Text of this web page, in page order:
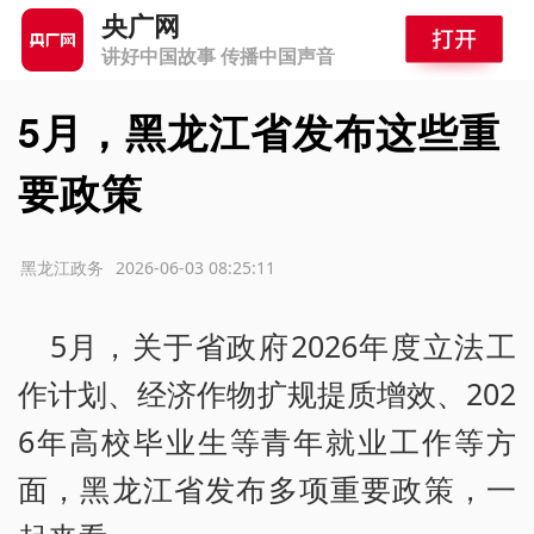
央广网
讲好中国故事 传播中国声音
5月，黑龙江省发布这些重
要政策
2026-06-03 08:25:11
黑龙江政务
5月，关于省政府2026年度立法工
作计划、经济作物扩规提质增效、202
6年高校毕业生等青年就业工作等方
面，黑龙江省发布多项重要政策，一